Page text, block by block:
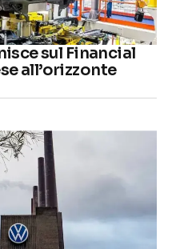
sul Financial
all’orizzonte